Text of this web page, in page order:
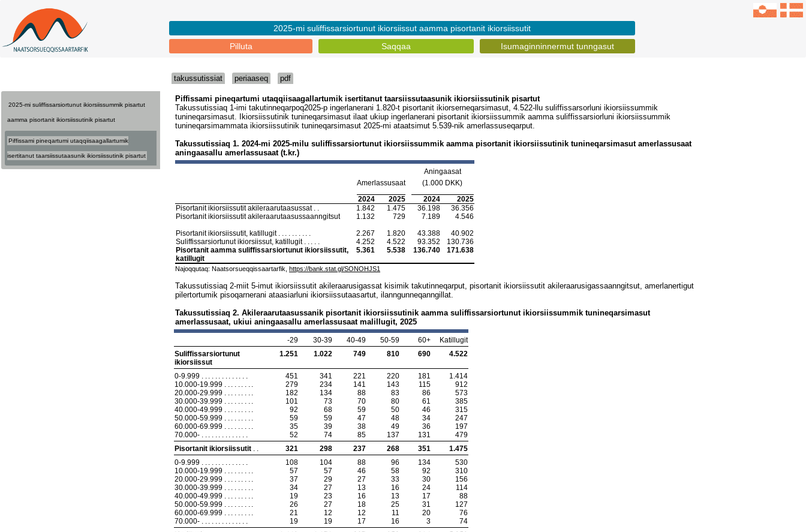
Pilluta Saqqaa Isumaginninnermut tunngasut
2025-mi suliffissarsiortunut ikiorsiissut aamma pisortanit ikiorsiissutit
takussutissiat periaaseq pdf
2025-mi suliffissarsiortunut ikiorsiissummik pisartut
aamma pisortanit ikiorsiissutinik pisartut
Piffissami pineqartumi utaqqiisaagallartumik
isertitanut taarsiissutaasunik ikiorsiissutinik pisartut